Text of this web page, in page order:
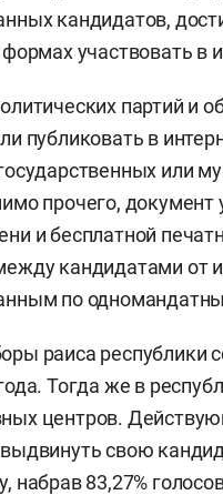
кандидатов,
участвовать в
партий и
публиковать в
или
прочего, документ
и бесплатной
кандидатами от
по
раиса республики
Тогда же в
центров.
свою
набрав 83,27%